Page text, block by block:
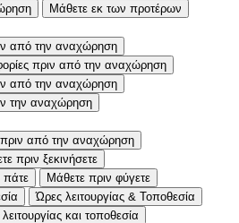
Μάθετε εκ των προτέρων
από την αναχώρηση
πριν από την αναχώρηση
από την αναχώρηση
την αναχώρηση
πριν από την αναχώρηση
πριν ξεκινήσετε
πάτε
Μάθετε πριν φύγετε
Ώρες λειτουργίας & Τοποθεσία
και τοποθεσία